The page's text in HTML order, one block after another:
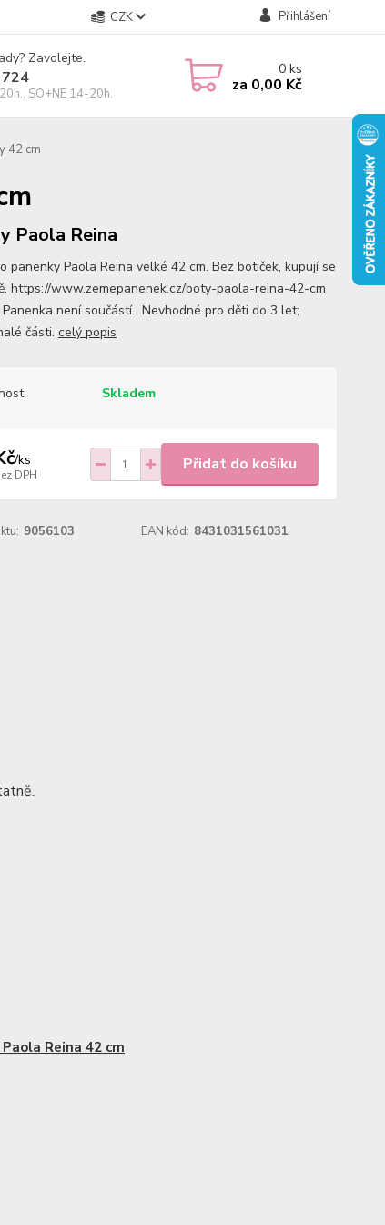
CZK Přihlášení
Zavolejte.
SO+NE 14-20h.
0ks
za 0,00 Kč
42 cm
Paola Reina
panenky Paola Reina velké 42 cm. Bez botiček, kupují se
https://www.zemepanenek.cz/boty-paola-reina-42-cm
Panenka není součástí. Nevhodné pro děti do 3 let;
části. celý popis
Skladem
/ks
DPH
Přidat do košíku
9056103 EAN kód: 8431031561031
Reina 42 cm